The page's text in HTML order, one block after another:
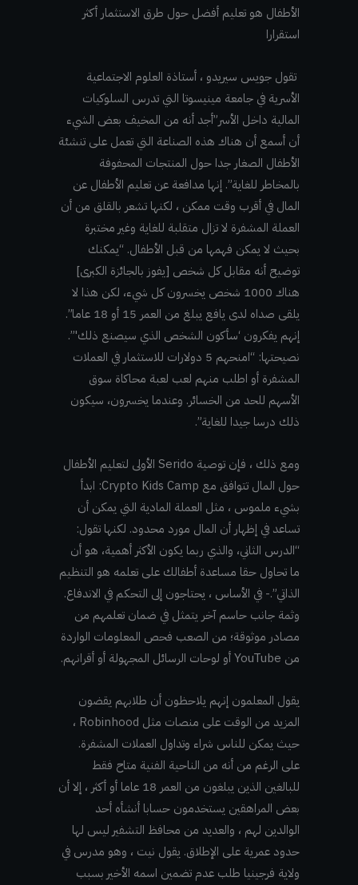
الأطفال هو تعليم أفضل حول طرق الاستثمار أكثر
استقرارا
تقول جويس سيريدو ، أستاذة العلوم الاجتماعية
الأسرية في جامعة مينيسوتا التي تدرس السلوكيات
المالية داخل الأسر”أجد أنه من المخيف بعض الشيء
أن أسمع أن هناك هذه الصناعة التي تعمل على تنشئة
الأطفال الصغار جدا حول المنتجات المحفوفة
بالمخاطر للغاية”. إنها مدافعة عن تعليم الأطفال عن
المال في أقرب وقت ممكن ، لكنها تشعر بالقلق من أن
العملة المشفرة لا تزال متقلبة للغاية وغير مختبرة
بحيث لا يمكن فهمها من قبل الأطفال. “يمكنك
توضيح أنه مقابل كل شخص [يفوز بالجائزة الكبرى]
هناك 1000 شخص يخسرون كل شيء، لكن هذا لا
يلقى صداه لدى يافع يبلغ من العمر 15 أو 18 عاما”.
إنهم يفكرون ‘سأكون الشخص الذي سيصنع ذلك'”.
نصيحتها: “امنحهم 5 دولارات للاستثمار في العملات
المشفرة أو اطلب منهم لعب لعبة محاكاة سوق
الأسهم للحد من الخسائر. وعندما يخسرون، سيكون
ذلك درسا جيدا للغاية”.
ومع ذلك ، فإن توصية Serido الأولى لتعليم الأطفال
حول المال تتوافق مع Crypto Kids Camp: ابدأ
بشيء ملموس ، مثل العملة المادية التي يمكن أن
تساعد في إظهار أن المال مورد محدود. لكنها تقول:
“الدرس الثاني، والذي ربما يكون الأكثر أهمية، هو أن
ما تحاول حقا مساعدة أطفالك على تعلمه هو التنظيم
الذاتي”.- في الأساس ، يحتاجون إلى التحكم في الاندفاع.
وثمة جانب حاسم آخر يتمثل في ضمان تعلمهم من
مصادر موثوقة؛ من الصعب فحص المعلومات الواردة
من YouTube أو لوحات الرسائل المجهولة أو أقرانهم.
يقول المعلمون إنهم يلاحظون أن طلابهم يقضون
المزيد من الوقت على منصات مثل Robinhood ،
حيث يمكن للناس شراء وتداول العملات المشفرة.
على الرغم من أنه من الناحية الفنية متاح فقط
للبالغين الذين يبلغون من العمر 18 عاما أو أكثر ، إلا أن
بعض المراهقين يستخدمون حسابا أنشأه أحد
الوالدين لهم ، والعديد من محافظ التشفير ليس لها
حدود عمرية على الإطلاق. يقول نيت ، وهو مدرس في
ولاية فرجينيا طلب عدم تضمين اسمه الأخير بسبب